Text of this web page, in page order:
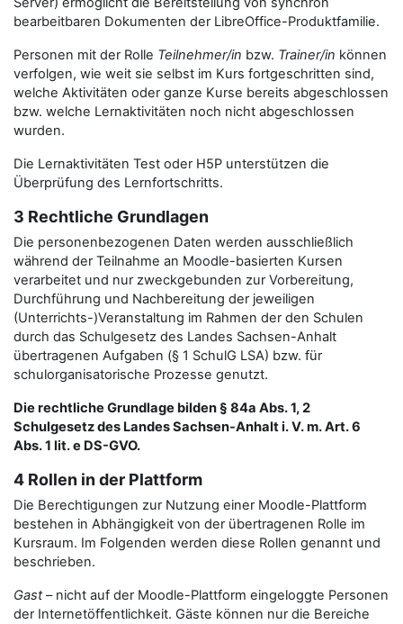
bearbeitbaren Dokumenten der LibreOffice-Produktfamilie.
Personen mit der Rolle Teilnehmer/in bzw. Trainer/in können
verfolgen, wie weit sie selbst im Kurs fortgeschritten sind,
welche Aktivitäten oder ganze Kurse bereits abgeschlossen
bzw. welche Lernaktivitäten noch nicht abgeschlossen
wurden.
Die Lernaktivitäten Test oder H5P unterstützen die
Überprüfung des Lernfortschritts.
3 Rechtliche Grundlagen
Die personenbezogenen Daten werden ausschließlich
während der Teilnahme an Moodle-basierten Kursen
verarbeitet und nur zweckgebunden zur Vorbereitung,
Durchführung und Nachbereitung der jeweiligen
(Unterrichts-)Veranstaltung im Rahmen der den Schulen
durch das Schulgesetz des Landes Sachsen-Anhalt
übertragenen Aufgaben (§ 1 SchulG LSA) bzw. für
schulorganisatorische Prozesse genutzt.
Die rechtliche Grundlage bilden § 84a Abs. 1, 2
Schulgesetz des Landes Sachsen-Anhalt i. V. m. Art. 6
Abs. 1 lit. e DS-GVO.
4 Rollen in der Plattform
Die Berechtigungen zur Nutzung einer Moodle-Plattform
bestehen in Abhängigkeit von der übertragenen Rolle im
Kursraum. Im Folgenden werden diese Rollen genannt und
beschrieben.
Gast– nicht auf der Moodle-Plattform eingeloggte Personen
der Internetöffentlichkeit. Gäste können nur die Bereiche